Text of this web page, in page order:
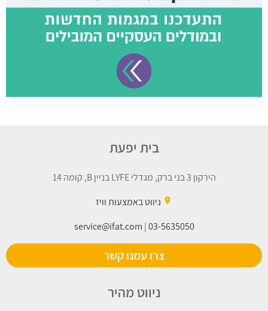
בית יפעת
הירקון 3 בני ברק, מגדלי LYFE בניין B, קומה 14
place ניווט באמצעות וויז
service@ifat.com |03-5635050
צרו עמנו קשר
ניווט מהיר